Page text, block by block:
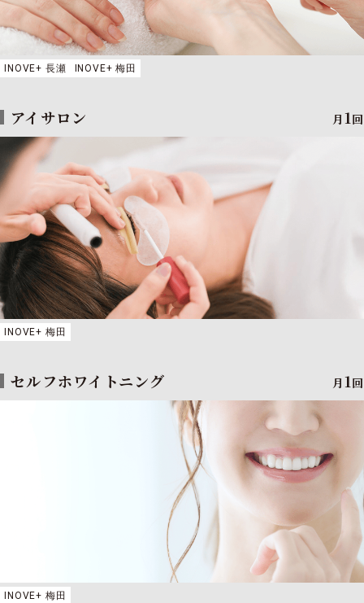
INOVE+ 長瀬 INOVE+ 梅田
アイサロン 月 1 回
INOVE+ 梅田
セルフホワイトニング 月 1 回
INOVE+ 梅田